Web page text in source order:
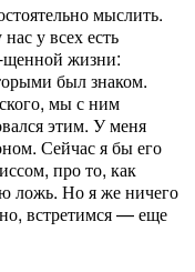
мыслить.
нас у всех есть
щенной жизни:
был знаком.
мы с ним
этим. У меня
Сейчас я бы его
про то, как
ложь. Но я же ничего
встретимся — еще